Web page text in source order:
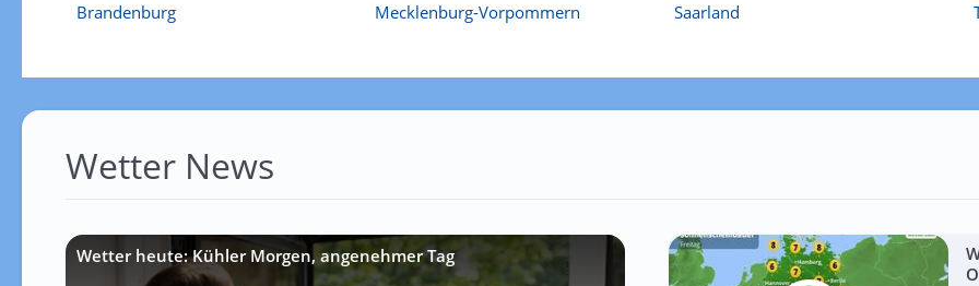
Brandenburg
Mecklenburg-Vorpommern
Saarland
Wetter News
Wetter heute: Kühler Morgen, angenehmer Tag